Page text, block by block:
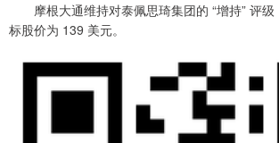
摩根大通维持对泰佩思琦集团的 “增持” 评级
标股价为 139 美元。